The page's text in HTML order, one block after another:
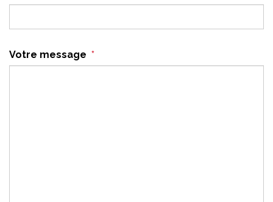
Votre message *